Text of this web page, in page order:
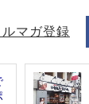
ルマガ登録